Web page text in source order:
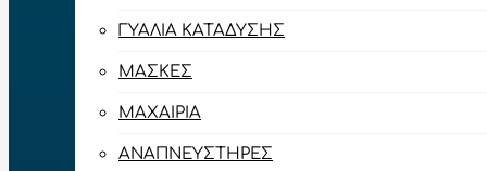
ΓΥΑΛΙΆ ΚΑΤΆΔΥΣΗΣ
ΜΆΣΚΕΣ
ΜΑΧΑΊΡΙΑ
ΑΝΑΠΝΕΥΣΤΉΡΕΣ